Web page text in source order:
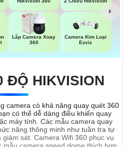
Lắp Camera Xoay
360
Camera Kim Loại
Ezviz
ĐỘ HIKVISION
camera có khả năng quay quét 360
có thể dễ dàng điều khiển quay
máy tính. Các mẫu camera quay
năng thông minh như tuần tra tự
sát. Camera Wifi 360 phục vụ